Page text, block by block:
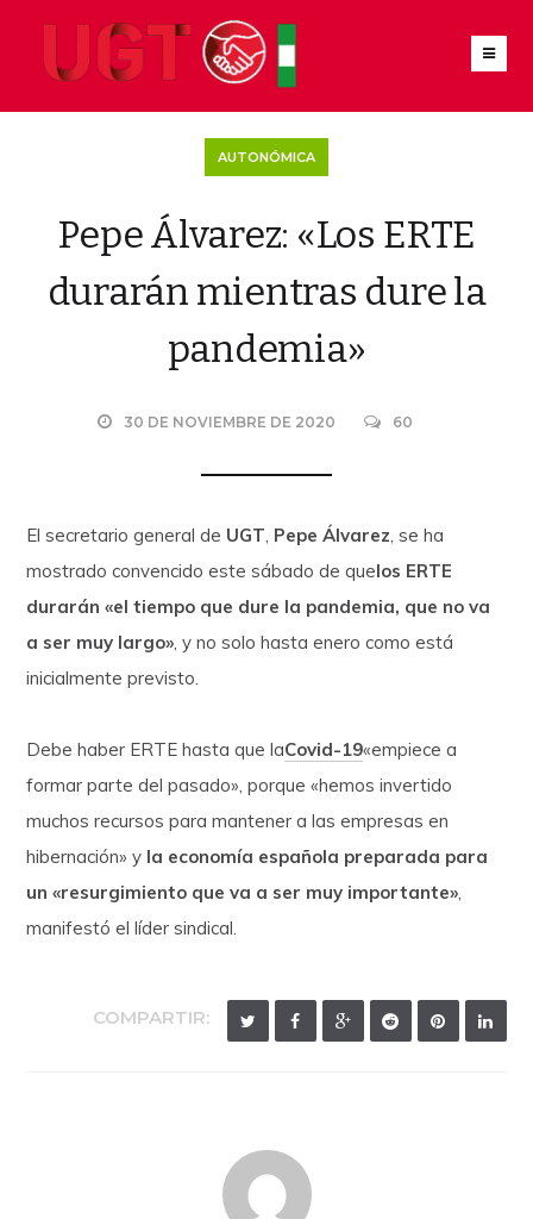
AUTONÓMICA
Pepe Álvarez: «Los ERTE
durarán mientras dure la
pandemia»
30 DE NOVIEMBRE DE 2020 60
El secretario general de UGT, Pepe Álvarez, se ha
mostrado convencido este sábado de quelos ERTE
durarán «el tiempo que dure la pandemia, que no va
a ser muy largo», y no solo hasta enero como está
inicialmente previsto.
Debe haber ERTE hasta que laCovid-19«empiece a
formar parte del pasado», porque «hemos invertido
muchos recursos para mantener a las empresas en
hibernación» y la economía española preparada para
un «resurgimiento que va a ser muy importante»,
manifestó el líder sindical.
COMPARTIR: